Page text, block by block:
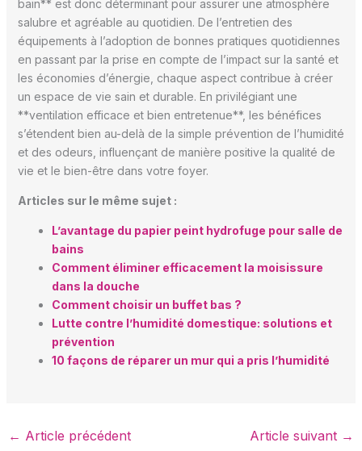
bain** est donc déterminant pour assurer une atmosphère
salubre et agréable au quotidien. De l’entretien des
équipements à l’adoption de bonnes pratiques quotidiennes
en passant par la prise en compte de l’impact sur la santé et
les économies d’énergie, chaque aspect contribue à créer
un espace de vie sain et durable. En privilégiant une
**ventilation efficace et bien entretenue**, les bénéfices
s’étendent bien au-delà de la simple prévention de l’humidité
et des odeurs, influençant de manière positive la qualité de
vie et le bien-être dans votre foyer.
Articles sur le même sujet :
L’avantage du papier peint hydrofuge pour salle de
bains
Comment éliminer efficacement la moisissure
dans la douche
Comment choisir un buffet bas ?
Lutte contre l’humidité domestique: solutions et
prévention
10 façons de réparer un mur qui a pris l’humidité
← Article précédent Article suivant →